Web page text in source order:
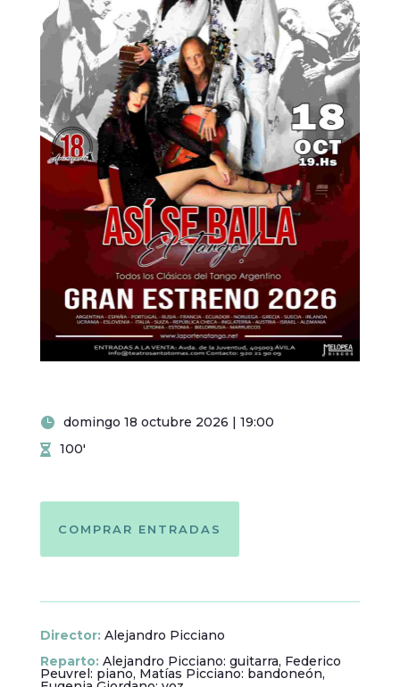
domingo 18 octubre 2026 | 19:00
100'
COMPRAR ENTRADAS
Director: Alejandro Picciano
Reparto: Alejandro Picciano: guitarra, Federico
Peuvrel: piano, Matías Picciano: bandoneón,